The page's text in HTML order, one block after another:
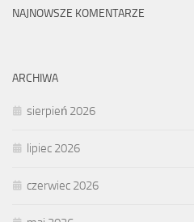
NAJNOWSZE KOMENTARZE
ARCHIWA
sierpień 2026
lipiec 2026
czerwiec 2026